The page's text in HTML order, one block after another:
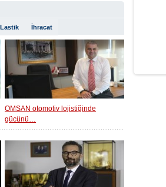
Lastik İhracat
OMSAN otomotiv lojistiğinde
gücünü…